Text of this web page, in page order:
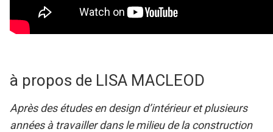
à propos de LISA MACLEOD
Après des études en design d’intérieur et plusieurs
années à travailler dans le milieu de la construction